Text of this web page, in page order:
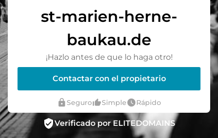
st-marien-herne-
baukau.de
¡Hazlo antes de que lo haga otro!
Contactar con el propietario
lock Segurothumb_up_altSimplewatch_laterRápido
verified_userVerificado por ELITEDOMAINS